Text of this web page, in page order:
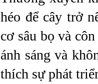
héo để cây trở
cơ sâu bọ và
ánh sáng và
thích sự phát